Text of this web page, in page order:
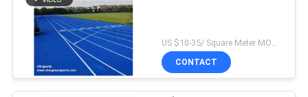
US $10-35/ Square Meter MOQ:/
CONTACT